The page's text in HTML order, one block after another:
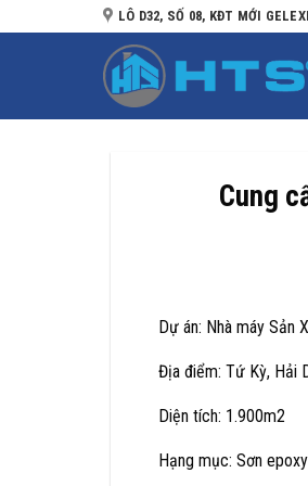
qua
LÔ D32, SỐ 08, KĐT MỚI
Cung
Dự án: Nhà máy Sản
Địa điểm: Tứ Kỳ, Hải
Diện tích: 1.900m2
Hạng mục: Sơn